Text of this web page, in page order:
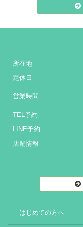
所在地
定休日
営業時間
TEL予約
LINE予約
店舗情報
はじめての方へ